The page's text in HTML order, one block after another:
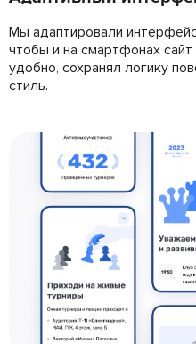
Мы адаптировали
чтобы и на смартфонах
удобно, сохранял логику
стиль.